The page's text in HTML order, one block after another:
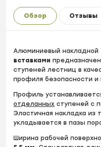
Обзор Отзывы
Алюминиевый накладной
вставками
ступеней лестниц в
профиля безопасности и
Профиль
отделанных ступеней с
Эластичная накладка из
укладывается в пазы
Ширина рабочей